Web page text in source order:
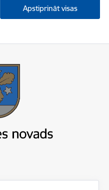
Apstiprināt visas